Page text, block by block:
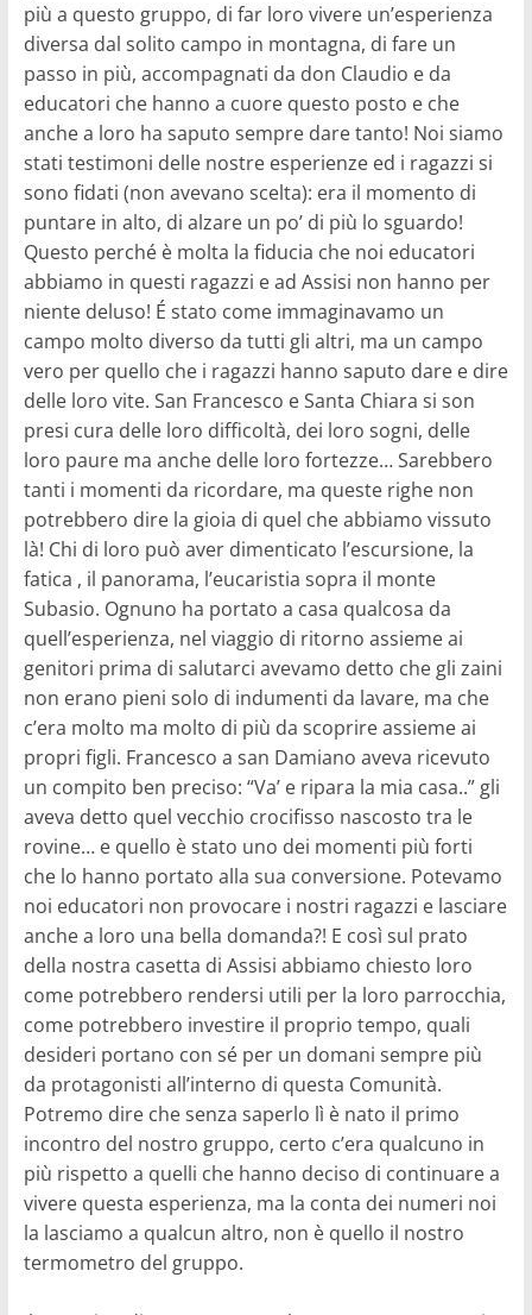
più a questo gruppo, di far loro vivere un’esperienza
diversa dal solito campo in montagna, di fare un
passo in più, accompagnati da don Claudio e da
educatori che hanno a cuore questo posto e che
anche a loro ha saputo sempre dare tanto! Noi siamo
stati testimoni delle nostre esperienze ed i ragazzi si
sono fidati (non avevano scelta): era il momento di
puntare in alto, di alzare un po’ di più lo sguardo!
Questo perché è molta la fiducia che noi educatori
abbiamo in questi ragazzi e ad Assisi non hanno per
niente deluso! É stato come immaginavamo un
campo molto diverso da tutti gli altri, ma un campo
vero per quello che i ragazzi hanno saputo dare e dire
delle loro vite. San Francesco e Santa Chiara si son
presi cura delle loro difficoltà, dei loro sogni, delle
loro paure ma anche delle loro fortezze… Sarebbero
tanti i momenti da ricordare, ma queste righe non
potrebbero dire la gioia di quel che abbiamo vissuto
là! Chi di loro può aver dimenticato l’escursione, la
fatica , il panorama, l’eucaristia sopra il monte
Subasio. Ognuno ha portato a casa qualcosa da
quell’esperienza, nel viaggio di ritorno assieme ai
genitori prima di salutarci avevamo detto che gli zaini
non erano pieni solo di indumenti da lavare, ma che
c’era molto ma molto di più da scoprire assieme ai
propri figli. Francesco a san Damiano aveva ricevuto
un compito ben preciso: “Va’ e ripara la mia casa..” gli
aveva detto quel vecchio crocifisso nascosto tra le
rovine… e quello è stato uno dei momenti più forti
che lo hanno portato alla sua conversione. Potevamo
noi educatori non provocare i nostri ragazzi e lasciare
anche a loro una bella domanda?! E così sul prato
della nostra casetta di Assisi abbiamo chiesto loro
come potrebbero rendersi utili per la loro parrocchia,
come potrebbero investire il proprio tempo, quali
desideri portano con sé per un domani sempre più
da protagonisti all’interno di questa Comunità.
Potremo dire che senza saperlo lì è nato il primo
incontro del nostro gruppo, certo c’era qualcuno in
più rispetto a quelli che hanno deciso di continuare a
vivere questa esperienza, ma la conta dei numeri noi
la lasciamo a qualcun altro, non è quello il nostro
termometro del gruppo.